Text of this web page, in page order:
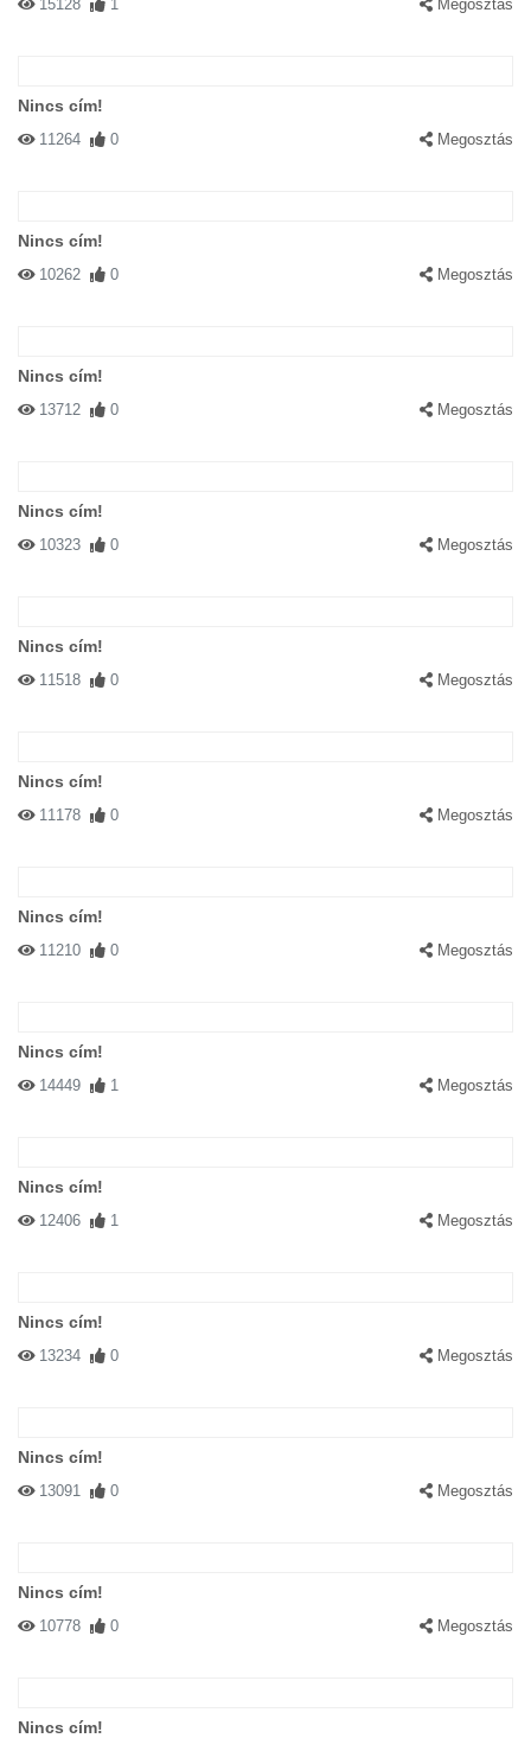
15128 1 Megosztás
Nincs cím!
11264 0 Megosztás
Nincs cím!
10262 0 Megosztás
Nincs cím!
13712 0 Megosztás
Nincs cím!
10323 0 Megosztás
Nincs cím!
11518 0 Megosztás
Nincs cím!
11178 0 Megosztás
Nincs cím!
11210 0 Megosztás
Nincs cím!
14449 1 Megosztás
Nincs cím!
12406 1 Megosztás
Nincs cím!
13234 0 Megosztás
Nincs cím!
13091 0 Megosztás
Nincs cím!
10778 0 Megosztás
Nincs cím!